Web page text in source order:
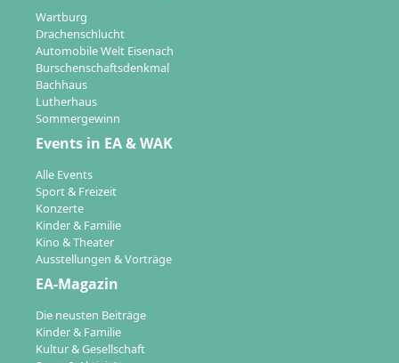
Wartburg
Drachenschlucht
Automobile Welt Eisenach
Burschenschaftsdenkmal
Bachhaus
Lutherhaus
Sommergewinn
Events in EA & WAK
Alle Events
Sport & Freizeit
Konzerte
Kinder & Familie
Kino & Theater
Ausstellungen & Vorträge
EA-Magazin
Die neusten Beiträge
Kinder & Familie
Kultur & Gesellschaft